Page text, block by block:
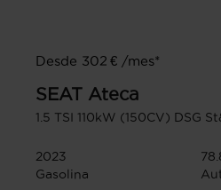
Desde 302 € /mes*
SEAT Ateca
1.5 TSI 110kW (150CV) DSG
2023
Gasolina